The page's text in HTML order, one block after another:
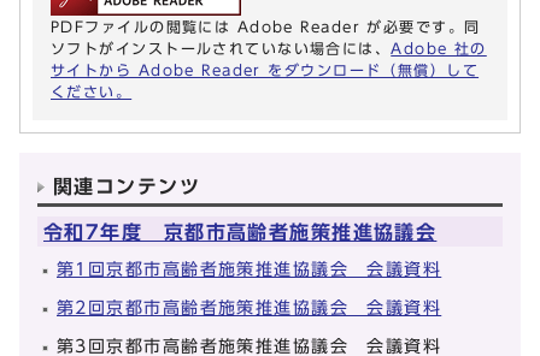
PDFファイルの閲覧には Adobe Reader が必要です。同
ソフトがインストールされていない場合には、 Adobe 社の
サイトから Adobe Reader をダウンロード（無償）して
ください。
関連コンテンツ
令和7年度 京都市高齢者施策推進協議会
第1回京都市高齢者施策推進協議会 会議資料
第2回京都市高齢者施策推進協議会 会議資料
第3回京都市高齢者施策推進協議会 会議資料